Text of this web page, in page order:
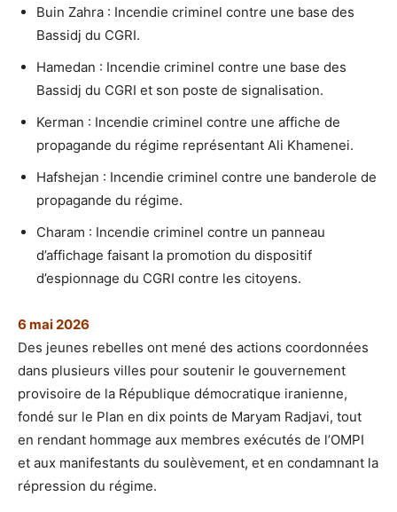
Buin Zahra : Incendie criminel contre une base des
Bassidj du CGRI.
Hamedan : Incendie criminel contre une base des
Bassidj du CGRI et son poste de signalisation.
Kerman : Incendie criminel contre une affiche de
propagande du régime représentant Ali Khamenei.
Hafshejan : Incendie criminel contre une banderole de
propagande du régime.
Charam : Incendie criminel contre un panneau
d’affichage faisant la promotion du dispositif
d’espionnage du CGRI contre les citoyens.
6 mai 2026
Des jeunes rebelles ont mené des actions coordonnées
dans plusieurs villes pour soutenir le gouvernement
provisoire de la République démocratique iranienne,
fondé sur le Plan en dix points de Maryam Radjavi, tout
en rendant hommage aux membres exécutés de l’OMPI
et aux manifestants du soulèvement, et en condamnant la
répression du régime.